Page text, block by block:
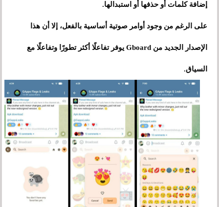
إضافة كلمات أو حذفها أو استبدالها.
على الرغم من وجود أوامر صوتية أساسية بالفعل، إلا أن هذا
الإصدار الجديد من Gboard يوفر تفاعلًا أكثر تطورًا وتفاعلًا مع
السياق.